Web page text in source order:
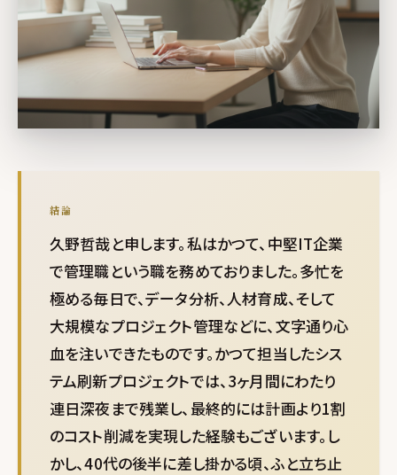
結論
久野哲哉と申します。私はかつて、中堅IT企業
で管理職という職を務めておりました。多忙を
極める毎日で、データ分析、人材育成、そして
大規模なプロジェクト管理などに、文字通り心
血を注いできたものです。かつて担当したシス
テム刷新プロジェクトでは、3ヶ月間にわたり
連日深夜まで残業し、最終的には計画より1割
のコスト削減を実現した経験もございます。し
かし、40代の後半に差し掛かる頃、ふと立ち止